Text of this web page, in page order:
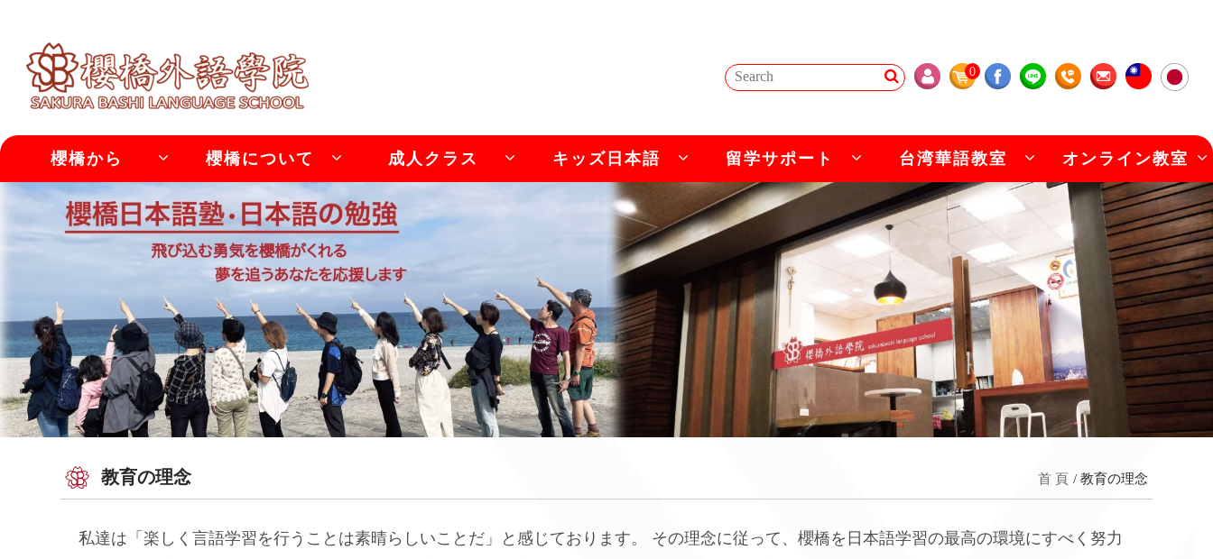
0
櫻橋から 櫻橋について 成人クラス キッズ日本語 留学サポート 台湾華語教室 オンライン教室
教育の理念 首 頁 教育の理念
私達は「楽しく言語学習を行うことは素晴らしいことだ」と感じております。 その理念に従って、櫻橋を日本語学習の最高の環境にすべく努力